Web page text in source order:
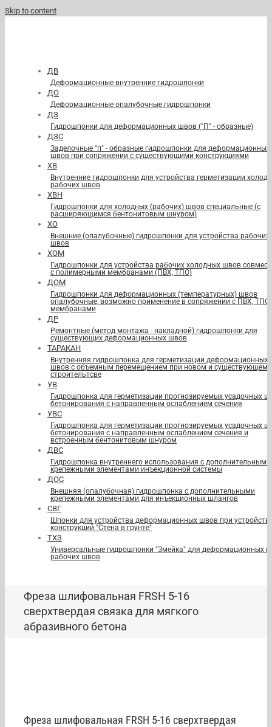
Skip to content
ДВ
Деформационные внутренние гидрошпонки
ДО
Деформационные опалубочные гидрошпонки
ДЗ
Гидрошпонки для деформационных швов ("П" - образные)
ДЗС
Заделочные "п" - образные гидрошпонки для деформационных
швов при сопряжении с существующими конструкциями
ХВ
Внутренние гидрошпонки для устройства герметизации
рабочих швов
ХВН
Гидрошпонки для холодных (рабочих) швов специальные (с
расширяющимся бентонитовым шнуром)
ХО
Внешние (опалубочные) гидрошпонки для устройства рабочих
швов
ХОМ
Гидрошпонки для устройства рабочих холодных швов
с полимерными мембранами (ПВХ, ТПО)
ДОМ
Гидрошпонки для деформационных (температурных) швов
опалубочные, возможно применение в сопряжении с ПВХ, ТПО
мембранами
ДР
Ремонтные (метод монтажа - накладной) гидрошпонки для
существующих деформационных швов
ТАРАКАН
Внутренняя гидрошпонка для герметизации деформационных
швов с объемным перемещением при новом и существующем
строительтсве
УВ
Гидрошпонка для герметизации прогнозируемых усадочных
бетонирования с направленным ослаблением сечения
УВС
Гидрошпонка для герметизации прогнозируемых усадочных
бетонирования с направленным ослаблением сечения и
встроенным бентонитовым шнуром
ДВС
Гидрошпонка внутреннего использования с дополнительными
крепежными элементами инъекционной системы
ДОС
Внешняя (опалубочная) гидрошпонка с дополнительными
крепежными элементами для инъекционных шлангов
СВГ
Шпонки для устройства деформационных швов при
конструкций "Стена в грунте"
ТХЗ
Универсальные гидрошпонки "Змейка" для деформационных и
рабочих швов
Фреза шлифовальная FRSH 5-16
сверхтвердая связка для мягкого
абразивного бетона
Фреза шлифовальная FRSH 5-16 сверхтвердая